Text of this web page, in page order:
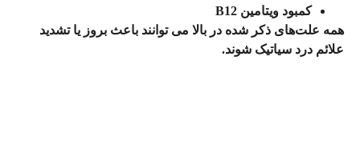
کمبود ویتامین B12
همه علت‌های ذکر شده در بالا می توانند باعثبروز یا تشدید
علائم درد سیاتیک شوند.